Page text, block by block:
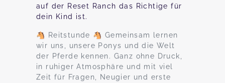
auf der Reset Ranch das Richtige für
dein Kind ist.
🐴 Reitstunde 🐴 Gemeinsam lernen
wir uns, unsere Ponys und die Welt
der Pferde kennen. Ganz ohne Druck,
in ruhiger Atmosphäre und mit viel
Zeit für Fragen, Neugier und erste